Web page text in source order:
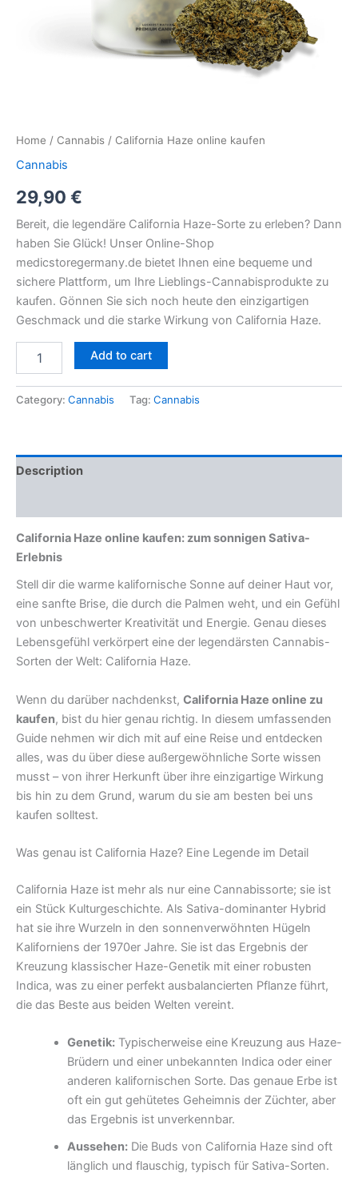
Home / Cannabis / California Haze online kaufen
Cannabis
29,90 €
Bereit, die legendäre California Haze-Sorte zu erleben? Dann
haben Sie Glück! Unser Online-Shop
medicstoregermany.de bietet Ihnen eine bequeme und
sichere Plattform, um Ihre Lieblings-Cannabisprodukte zu
kaufen. Gönnen Sie sich noch heute den einzigartigen
Geschmack und die starke Wirkung von California Haze.
Add to cart
Category: Cannabis Tag: Cannabis
Description
California Haze online kaufen: zum sonnigen Sativa-
Erlebnis
Stell dir die warme kalifornische Sonne auf deiner Haut vor,
eine sanfte Brise, die durch die Palmen weht, und ein Gefühl
von unbeschwerter Kreativität und Energie. Genau dieses
Lebensgefühl verkörpert eine der legendärsten Cannabis-
Sorten der Welt: California Haze.
Wenn du darüber nachdenkst, California Haze online zu
kaufen, bist du hier genau richtig. In diesem umfassenden
Guide nehmen wir dich mit auf eine Reise und entdecken
alles, was du über diese außergewöhnliche Sorte wissen
musst – von ihrer Herkunft über ihre einzigartige Wirkung
bis hin zu dem Grund, warum du sie am besten bei uns
kaufen solltest.
Was genau ist California Haze? Eine Legende im Detail
California Haze ist mehr als nur eine Cannabissorte; sie ist
ein Stück Kulturgeschichte. Als Sativa-dominanter Hybrid
hat sie ihre Wurzeln in den sonnenverwöhnten Hügeln
Kaliforniens der 1970er Jahre. Sie ist das Ergebnis der
Kreuzung klassischer Haze-Genetik mit einer robusten
Indica, was zu einer perfekt ausbalancierten Pflanze führt,
die das Beste aus beiden Welten vereint.
Genetik:Typischerweise eine Kreuzung aus Haze-
Brüdern und einer unbekannten Indica oder einer
anderen kalifornischen Sorte. Das genaue Erbe ist
oft ein gut gehütetes Geheimnis der Züchter, aber
das Ergebnis ist unverkennbar.
Aussehen:Die Buds von California Haze sind oft
länglich und flauschig, typisch für Sativa-Sorten.